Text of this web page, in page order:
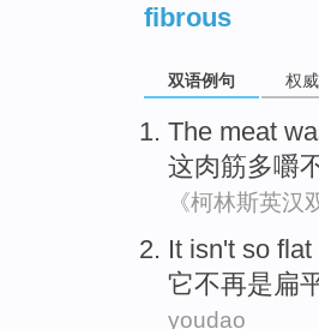
fibrous
双语例句 权
The meat
这肉筋多嚼
《柯林斯英汉
It isn't so flat
它不再是 扁
youdao